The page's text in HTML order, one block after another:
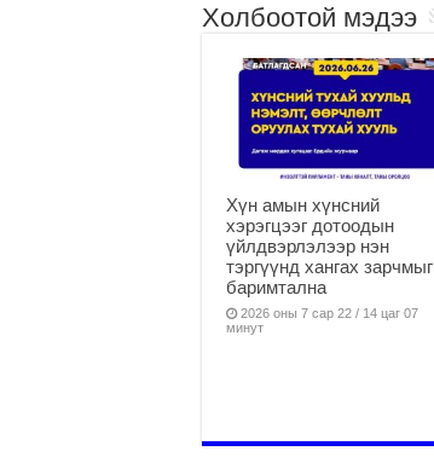
Холбоотой мэдээ
Хүн амын хүнсний
хэрэгцээг дотоодын
үйлдвэрлэлээр нэн
тэргүүнд хангах зарчмыг
баримтална
2026 оны 7 сар 22 / 14 цаг 07
минут